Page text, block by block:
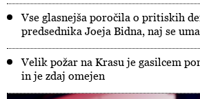
Vse glasnejša poročila o pritiskih
predsednika Joeja Bidna, naj se
Velik požar na Krasu je gasilcem
in je zdaj omejen